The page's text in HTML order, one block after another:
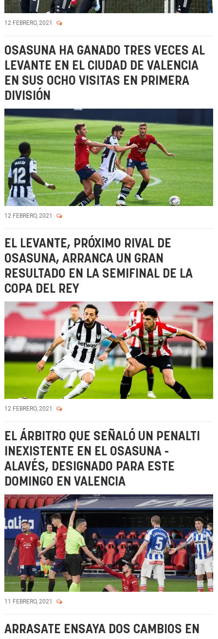
12 FEBRERO, 2021
OSASUNA HA GANADO TRES VECES AL
LEVANTE EN EL CIUDAD DE VALENCIA
EN SUS OCHO VISITAS EN PRIMERA
DIVISIÓN
12 FEBRERO, 2021
EL LEVANTE, PRÓXIMO RIVAL DE
OSASUNA, ARRANCA UN GRAN
RESULTADO EN LA SEMIFINAL DE LA
COPA DEL REY
12 FEBRERO, 2021
EL ÁRBITRO QUE SEÑALÓ UN PENALTI
INEXISTENTE EN EL OSASUNA -
ALAVÉS, DESIGNADO PARA ESTE
DOMINGO EN VALENCIA
11 FEBRERO, 2021
ARRASATE ENSAYA DOS CAMBIOS EN